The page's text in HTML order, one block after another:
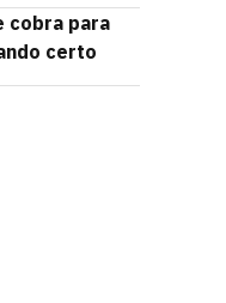
cobra para
certo